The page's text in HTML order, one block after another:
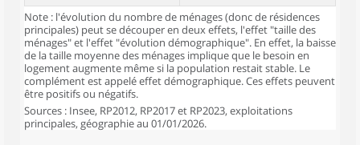
Note : l'évolution du nombre de ménages (donc de résidences
principales) peut se découper en deux effets, l'effet "taille des
ménages" et l'effet "évolution démographique". En effet, la baisse
de la taille moyenne des ménages implique que le besoin en
logement augmente même si la population restait stable. Le
complément est appelé effet démographique. Ces effets peuvent
être positifs ou négatifs.
Sources : Insee, RP2012, RP2017 et RP2023, exploitations
principales, géographie au 01/01/2026.